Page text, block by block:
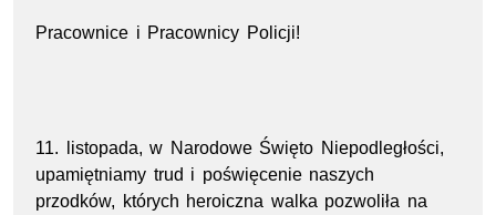
Pracownice i Pracownicy Policji!
11. listopada, w Narodowe Święto Niepodległości,
upamiętniamy trud i poświęcenie naszych
przodków, których heroiczna walka pozwoliła na